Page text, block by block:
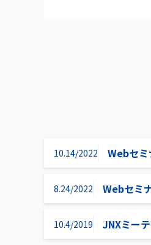
10.14/2022 Webセミ
8.24/2022 Webセミ
10.4/2019 JNXミー